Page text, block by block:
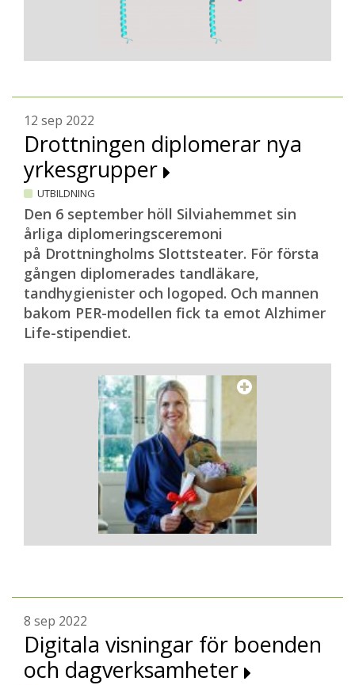
12 sep 2022
Drottningen diplomerar nya
yrkesgrupper
UTBILDNING
Den 6 september höll Silviahemmet sin
årliga diplomeringsceremoni
på Drottningholms Slottsteater. För första
gången diplomerades tandläkare,
tandhygienister och logoped. Och mannen
bakom PER-modellen fick ta emot Alzhimer
Life-stipendiet.
8 sep 2022
Digitala visningar för boenden
och dagverksamheter